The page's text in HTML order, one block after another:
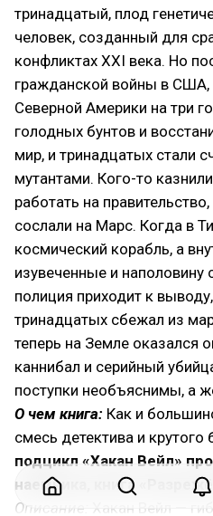
тринадцатый, плод
человек, созданный для
конфликтах XXI века. Но
гражданской войны в США,
Северной Америки на три
голодных бунтов и
мир, и тринадцатых стали
мутантами. Кого-то
работать на
сослали на Марс. Когда в
космический корабль, а
изувеченные и
полиция приходит к
тринадцатых сбежал из
теперь на Земле оказался
каннибал и серийный
поступки необъяснимы, а
О чем книга: Как и
смесь детектива и крутого
подцикл «Хакан Вейл»
наемника, книга
Описание: Хакан Вейл —